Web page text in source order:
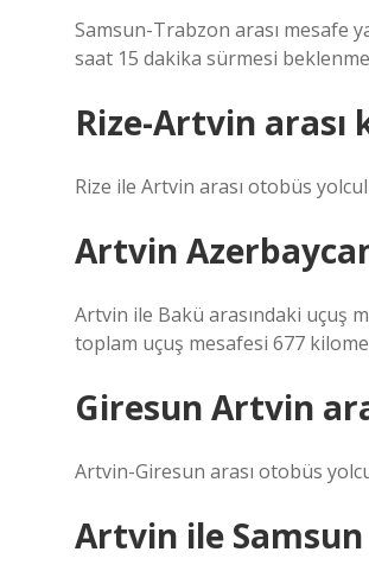
Samsun-Trabzon arası mesafe
saat 15 dakika sürmesi
Rize-Artvin arası
Rize ile Artvin arası otobüs
Artvin
Artvin ile Bakü arasındaki uçuş
toplam uçuş mesafesi 677
Giresun Artvin
Artvin-Giresun arası otobüs
Artvin ile